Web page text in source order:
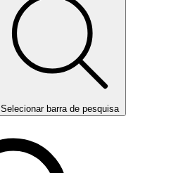
Selecionar barra de pesquisa